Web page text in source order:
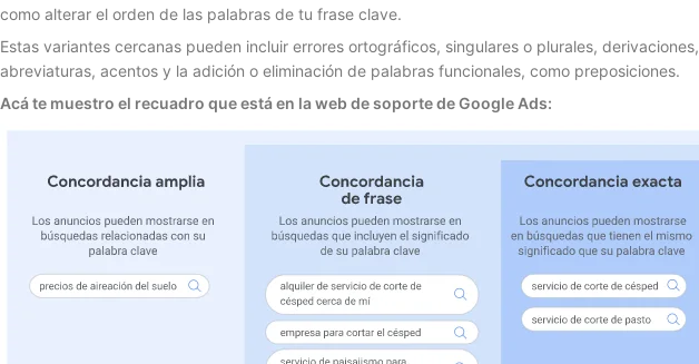
como alterar el orden de las palabras de tu frase clave.
Estas variantes cercanas pueden incluir errores ortográficos, singulares o plurales, derivaciones,
abreviaturas, acentos y la adición o eliminación de palabras funcionales, como preposiciones.
Acá te muestro el recuadro que está en la web de soporte de Google Ads: